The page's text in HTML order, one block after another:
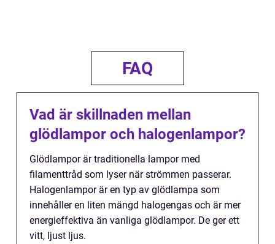
FAQ
Vad är skillnaden mellan
glödlampor och halogenlampor?
Glödlampor är traditionella lampor med
filamenttråd som lyser när strömmen passerar.
Halogenlampor är en typ av glödlampa som
innehåller en liten mängd halogengas och är mer
energieffektiva än vanliga glödlampor. De ger ett
vitt, ljust ljus.